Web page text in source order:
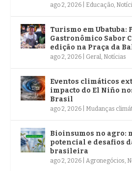
ago 2, 2026 Educação
Turismo em Ubatuba:
Gastronômico Sabor
edição na Praça da
ago 2, 2026 Geral Notícias
Eventos climáticos
impacto do El Niño
Brasil
ago 2, 2026 Mudanças
Bioinsumos no agro:
potencial e desafios
brasileira
ago 2, 2026 Agronegócios